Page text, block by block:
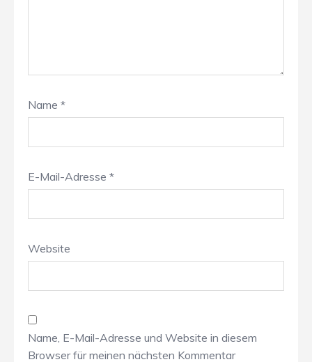
Name *
E-Mail-Adresse *
Website
Name, E-Mail-Adresse und Website in diesem
Browser für meinen nächsten Kommentar